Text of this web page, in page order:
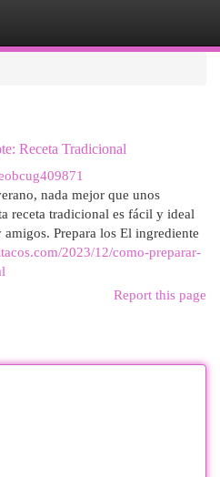
Receta Tradicional
nada mejor que unos
receta tradicional es fácil y ideal
Prepara los El ingrediente
2023/12/como-preparar-
Report this page